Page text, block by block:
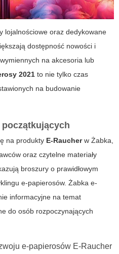
lojalnościowe oraz dedykowane
dostępność nowości i
na akcesoria lub
2021 to nie tylko czas
na budowanie
na produkty E-Raucherw Żabka,
oraz czytelne materiały
broszury o prawidłowym
e-papierosów. Żabka e-
informacyjne na temat
do osób rozpoczynających
e-papierosów E-Raucher